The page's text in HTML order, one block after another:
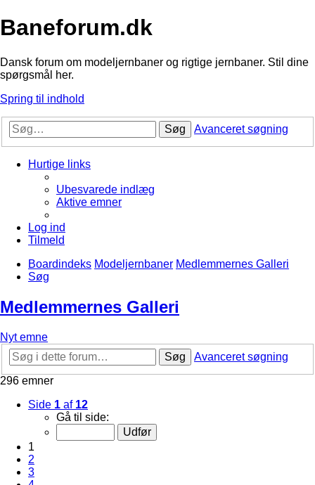
Baneforum.dk
Dansk forum om modeljernbaner og rigtige jernbaner. Stil dine
spørgsmål her.
Spring til indhold
Søg Avanceret søgning
Hurtige links
Ubesvarede indlæg
Aktive emner
Log ind
Tilmeld
Boardindeks Modeljernbaner Medlemmernes Galleri
Søg
Medlemmernes Galleri
Nyt emne
Søg
Avanceret søgning
296 emner
Side 1 af 12
Gå til side:
1
2
3